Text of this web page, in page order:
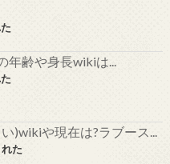
年齢や身長wikiは...
)wikiや現在は?ラブース...
た